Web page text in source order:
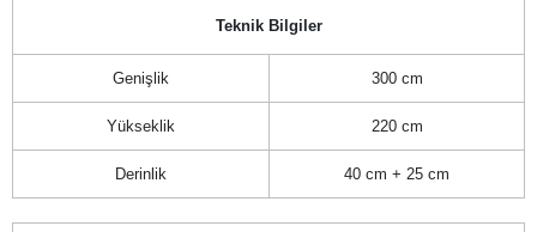
Teknik Bilgiler
Genişlik 300 cm
Yükseklik 220 cm
Derinlik 40 cm + 25 cm